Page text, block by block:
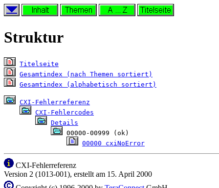
Struktur
Titelseite
Gesamtindex (nach Themen sortiert)
Gesamtindex (alphabetisch sortiert)
CXI-Fehlerreferenz
CXI-Fehlercodes
Details
00000-00999 (ok)
00000 cxiNoError
CXI-Fehlerreferenz
Version 2 (1013-001), erstellt am 15. April 2000